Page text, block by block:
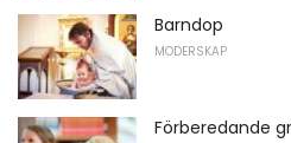
Barndop
MODERSKAP
Förberedande